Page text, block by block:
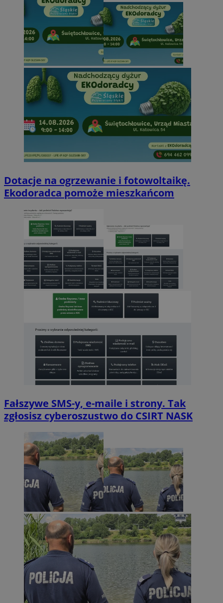
Dotacje na ogrzewanie i fotowoltaikę.
Ekodoradca pomoże mieszkańcom
Fałszywe SMS-y, e-maile i strony. Tak
zgłosisz cyberoszustwo do CSIRT NASK